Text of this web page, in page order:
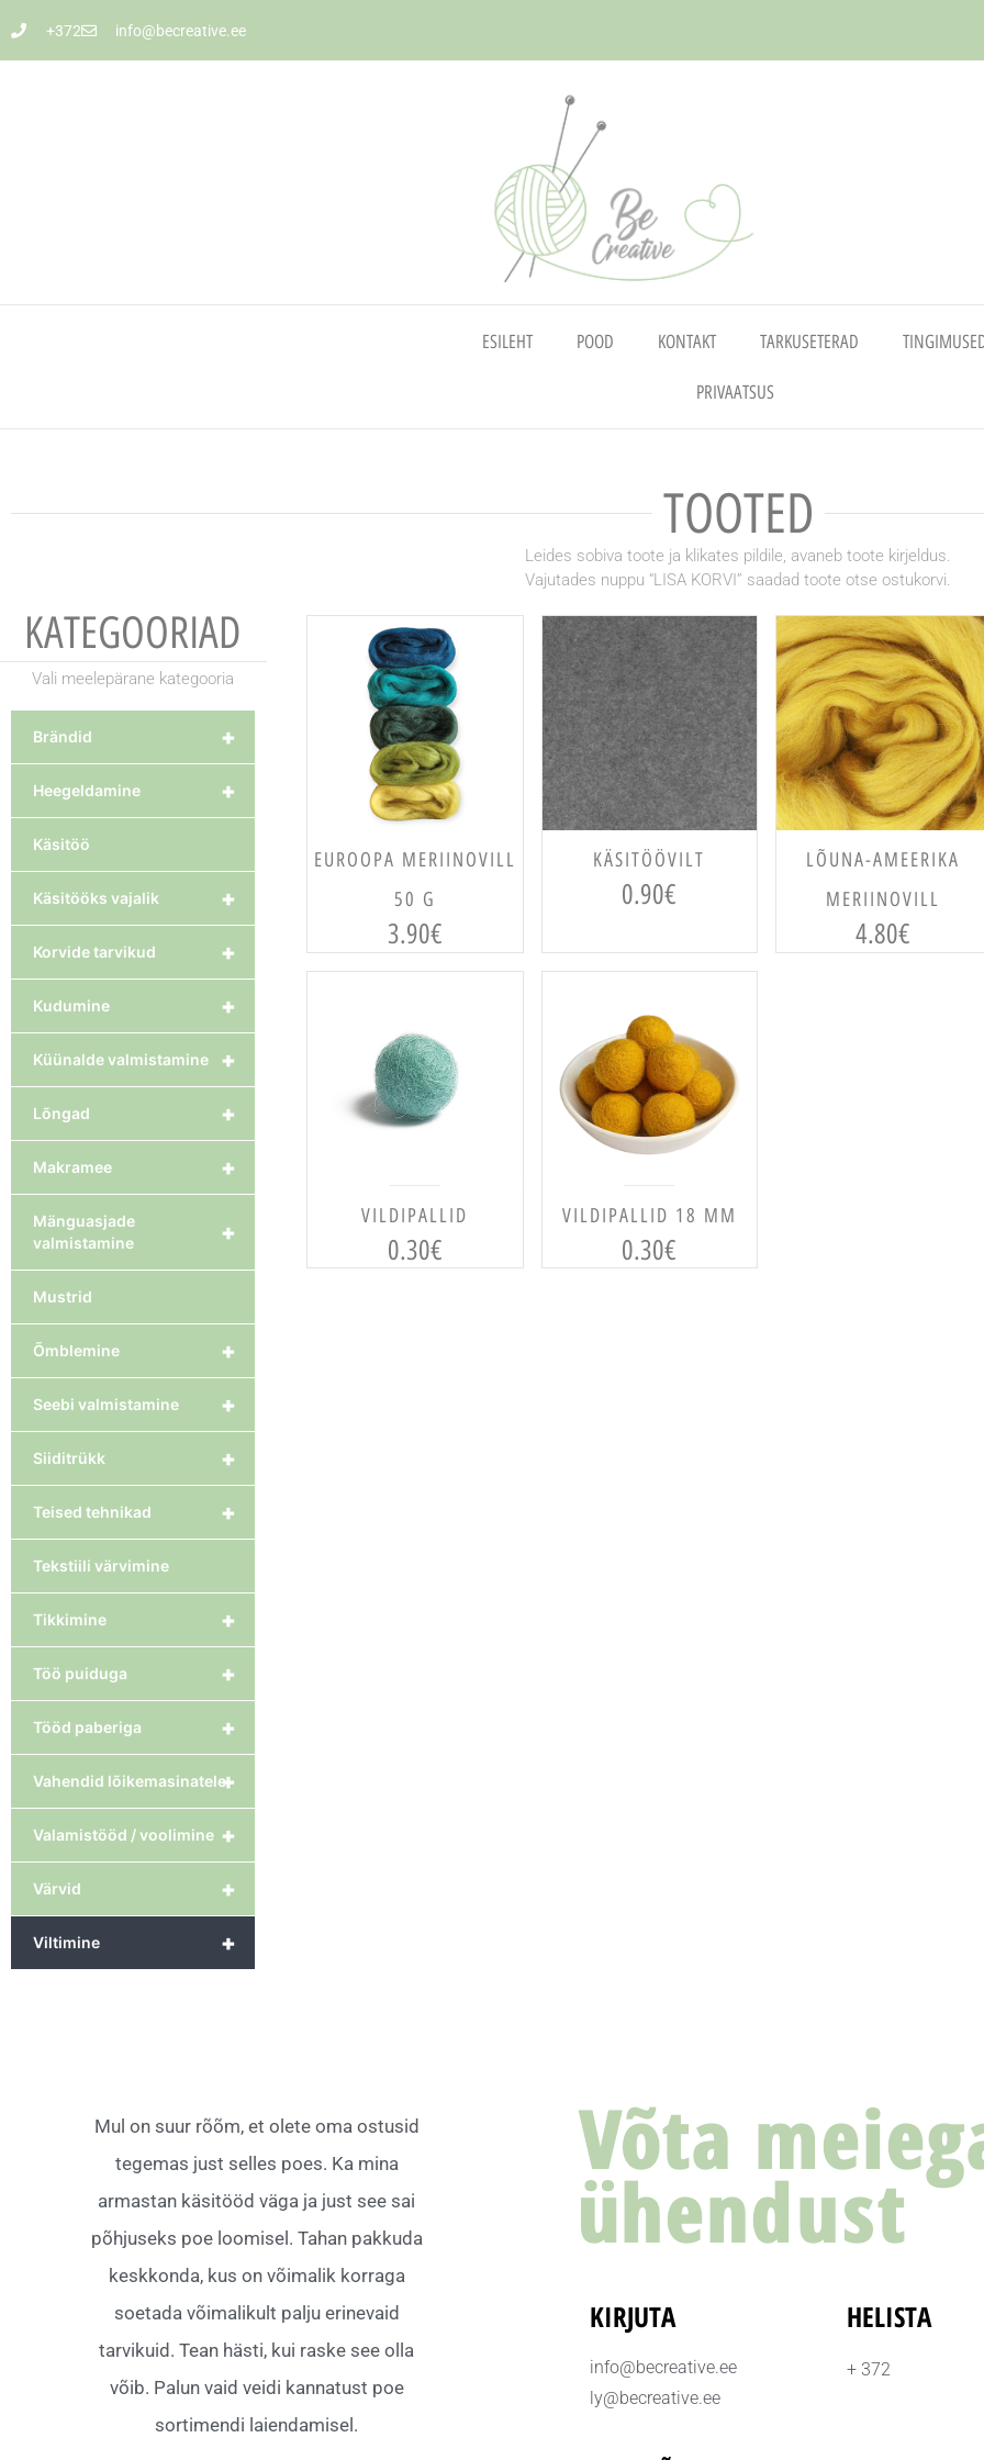
+372 info@becreative.ee
ESILEHT POOD KONTAKT TARKUSETERAD
PRIVAATSUS
TOOTED
Leides sobiva toote ja klikates pildile, avaneb toote kirjeldus.
Vajutades nuppu “LISA KORVI” saadad toote otse ostukorvi.
KATEGOORIAD
Vali meelepärane kategooria
+
Brändid
+
Heegeldamine
Käsitöö
+
Käsitööks vajalik
+
Korvide tarvikud
+
Kudumine
+
Küünalde valmistamine
+
Lõngad
+
Makramee
+
Mänguasjade
valmistamine
Mustrid
+
Õmblemine
+
Seebi valmistamine
+
Siiditrükk
+
Teised tehnikad
Tekstiili värvimine
+
Tikkimine
+
Töö puiduga
+
Tööd paberiga
+
Vahendid lõikemasinatele
+
Valamistööd / voolimine
+
Värvid
+
Viltimine
VALI
EUROOPA MERIINOVILL
50 G
3.90€
VALI
KÄSITÖÖVILT
0.90€
VALI
LÕUNA-AMEERIKA
MERIINOVILL
4.80€
VALI
VILDIPALLID
0.30€
VALI
VILDIPALLID 18 MM
0.30€
Mul on suur rõõm, et olete oma ostusid
tegemas just selles poes. Ka mina
armastan käsitööd väga ja just see sai
põhjuseks poe loomisel. Tahan pakkuda
keskkonda, kus on võimalik korraga
soetada võimalikult palju erinevaid
tarvikuid. Tean hästi, kui raske see olla
võib. Palun vaid veidi kannatust poe
sortimendi laiendamisel.
Võta
ühendust
KIRJUTA
info@becreative.ee
ly@becreative.ee
HELISTA
+ 372